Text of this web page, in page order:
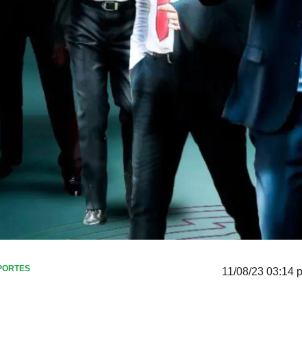
11/08/23 03:14